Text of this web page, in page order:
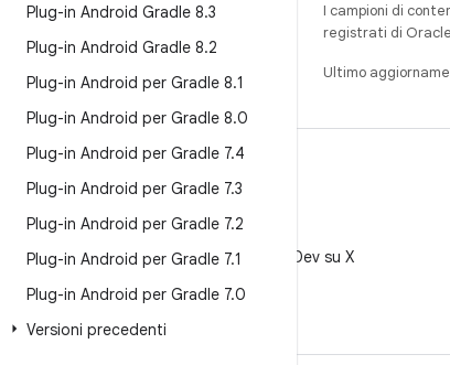
Plug-in Android Gradle 8.3
Plug-in Android Gradle 8.2
Plug-in Android per Gradle 8.1
Plug-in Android per Gradle 8.0
Plug-in Android per Gradle 7.4
Plug-in Android per Gradle 7.3
Plug-in Android per Gradle 7.2
Plug-in Android per Gradle 7.1
Plug-in Android per Gradle 7.0
Versioni precedenti
I campioni di
registrati di
Ultimo
Segui @AndroidDev su X